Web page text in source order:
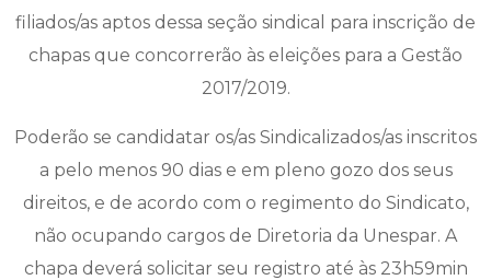
filiados/as aptos dessa seção sindical para inscrição de
chapas que concorrerão às eleições para a Gestão
2017/2019.
Poderão se candidatar os/as Sindicalizados/as inscritos
a pelo menos 90 dias e em pleno gozo dos seus
direitos, e de acordo com o regimento do Sindicato,
não ocupando cargos de Diretoria da Unespar. A
chapa deverá solicitar seu registro até às 23h59min